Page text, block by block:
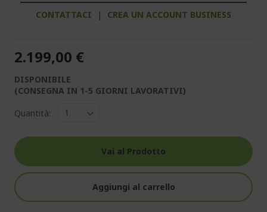
CONTATTACI | CREA UN ACCOUNT BUSINESS
2.199,00 €
DISPONIBILE
(CONSEGNA IN 1-5 GIORNI LAVORATIVI)
Quantità:
Vai al Prodotto
Aggiungi al carrello